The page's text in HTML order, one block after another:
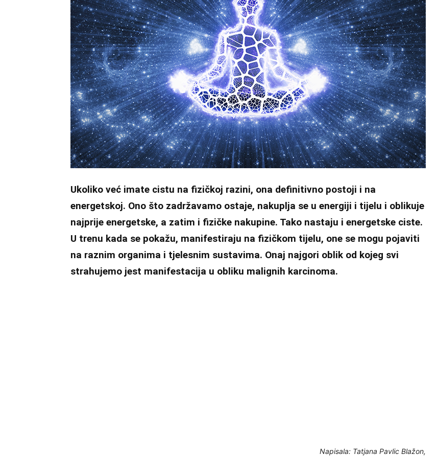
Ukoliko već imate cistu na fizičkoj razini, ona definitivno postoji i na
energetskoj. Ono što zadržavamo ostaje, nakuplja se u energiji i tijelu i oblikuje
najprije energetske, a zatim i fizičke nakupine. Tako nastaju i energetske ciste.
U trenu kada se pokažu, manifestiraju na fizičkom tijelu, one se mogu pojaviti
na raznim organima i tjelesnim sustavima. Onaj najgori oblik od kojeg svi
strahujemo jest manifestacija u obliku malignih karcinoma.
Napisala: Tatjana Pavlic Blažon,